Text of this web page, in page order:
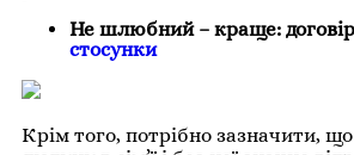
Не шлюбний – краще:
стосунки
Крім того, потрібно зазначити, що